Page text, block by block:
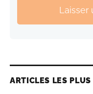
Laisser
ARTICLES LES PLUS